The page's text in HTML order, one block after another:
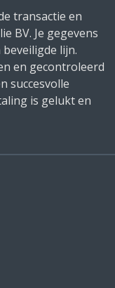
transactie en
BV. Je gegevens
lijn.
en gecontroleerd
succesvolle
is gelukt en